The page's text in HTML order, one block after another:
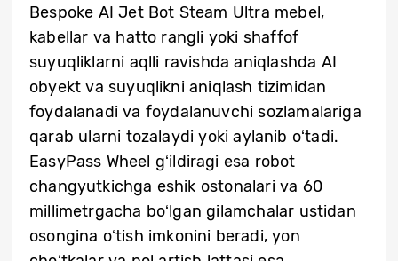
Bespoke AI Jet Bot Steam Ultra mebel,
kabellar va hatto rangli yoki shaffof
suyuqliklarni aqlli ravishda aniqlashda AI
obyekt va suyuqlikni aniqlash tizimidan
foydalanadi va foydalanuvchi sozlamalariga
qarab ularni tozalaydi yoki aylanib oʻtadi.
EasyPass Wheel gʻildiragi esa robot
changyutkichga eshik ostonalari va 60
millimetrgacha boʻlgan gilamchalar ustidan
osongina oʻtish imkonini beradi, yon